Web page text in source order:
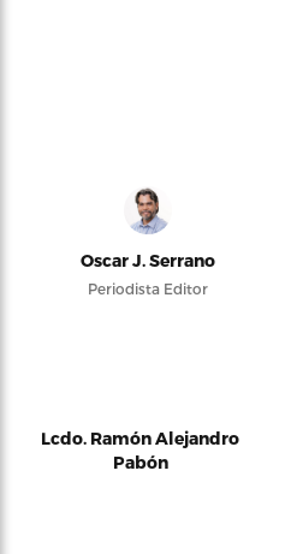
Oscar J. Serrano
Periodista Editor
Lcdo. Ramón Alejandro
Pabón